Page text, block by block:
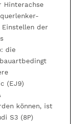
Hinterachse
Einstellen der
die
(EJ9)
können, ist
S3 (8P)